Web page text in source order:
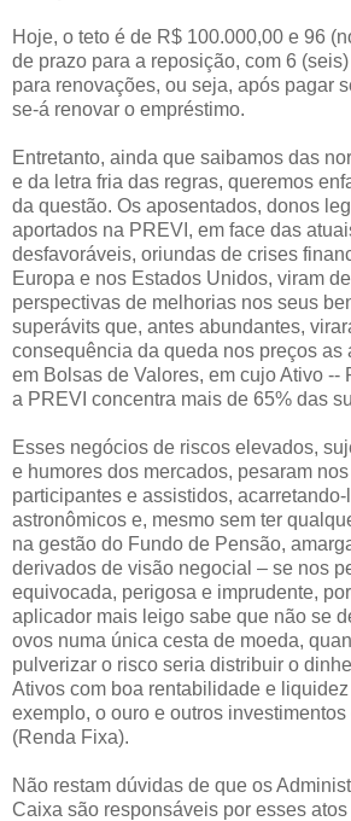
Hoje, o teto é de R$ 100.000,00 e 96
de prazo para a reposição, com 6
para renovações, ou seja, após pagar
se-á renovar o empréstimo.
Entretanto, ainda que saibamos das
e da letra fria das regras, queremos
da questão. Os aposentados, donos
aportados na PREVI, em face das
desfavoráveis, oriundas de crises
Europa e nos Estados Unidos, viram
perspectivas de melhorias nos seus
superávits que, antes abundantes,
consequência da queda nos preços as
em Bolsas de Valores, em cujo Ativo --
a PREVI concentra mais de 65% das
Esses negócios de riscos elevados,
e humores dos mercados, pesaram
participantes e assistidos,
astronômicos e, mesmo sem ter
na gestão do Fundo de Pensão,
derivados de visão negocial – se nos
equivocada, perigosa e imprudente,
aplicador mais leigo sabe que não se
ovos numa única cesta de moeda,
pulverizar o risco seria distribuir o
Ativos com boa rentabilidade e
exemplo, o ouro e outros
(Renda Fixa).
Não restam dúvidas de que os
Caixa são responsáveis por esses